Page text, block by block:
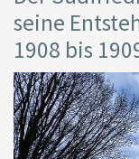
seine
1908 bis